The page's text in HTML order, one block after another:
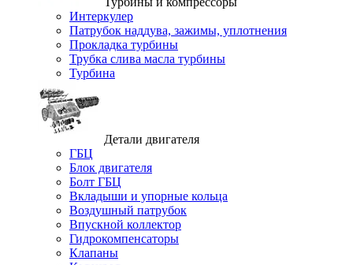
Интеркулер
Патрубок наддува, зажимы, уплотнения
Прокладка турбины
Трубка слива масла турбины
Турбина
Детали двигателя
ГБЦ
Блок двигателя
Болт ГБЦ
Вкладыши и упорные кольца
Воздушный патрубок
Впускной коллектор
Гидрокомпенсаторы
Клапаны